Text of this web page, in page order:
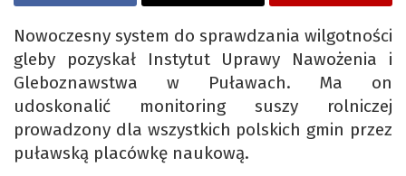
Nowoczesny system do sprawdzania wilgotności
gleby pozyskał Instytut Uprawy Nawożenia i
Gleboznawstwa w Puławach. Ma on
udoskonalić monitoring suszy rolniczej
prowadzony dla wszystkich polskich gmin przez
puławską placówkę naukową.